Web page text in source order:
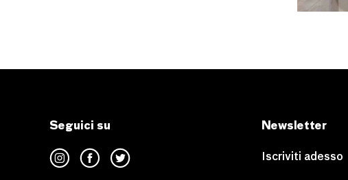
Seguici su Newsletter
Iscriviti adesso